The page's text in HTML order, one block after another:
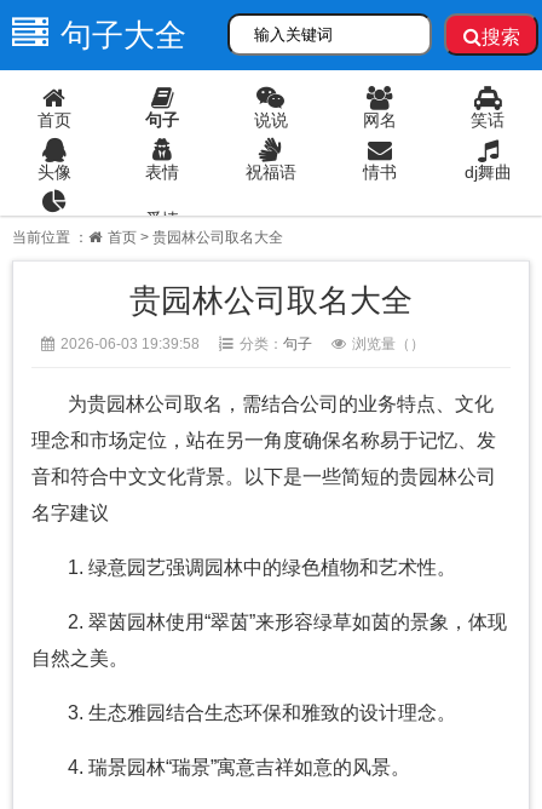
句子大全 搜索
首页 句子 说说 网名 笑话
头像 表情 祝福语 情书 dj舞曲
爱情
当前位置 ： 首页 > 贵园林公司取名大全
贵园林公司取名大全
2026-06-03 19:39:58 分类： 句子 浏览量（ ）
为贵园林公司取名，需结合公司的业务特点、文化
理念和市场定位，站在另一角度确保名称易于记忆、发
音和符合中文文化背景。以下是一些简短的贵园林公司
名字建议
1. 绿意园艺强调园林中的绿色植物和艺术性。
2. 翠茵园林使用“翠茵”来形容绿草如茵的景象，体现
自然之美。
3. 生态雅园结合生态环保和雅致的设计理念。
4. 瑞景园林“瑞景”寓意吉祥如意的风景。